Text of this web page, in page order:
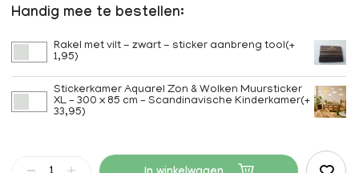
Handig mee te bestellen:
Rakel met vilt - zwart - sticker aanbreng tool(+
1,95)
Stickerkamer Aquarel Zon & Wolken Muursticker
XL – 300 x 85 cm – Scandinavische Kinderkamer(+
33,95)